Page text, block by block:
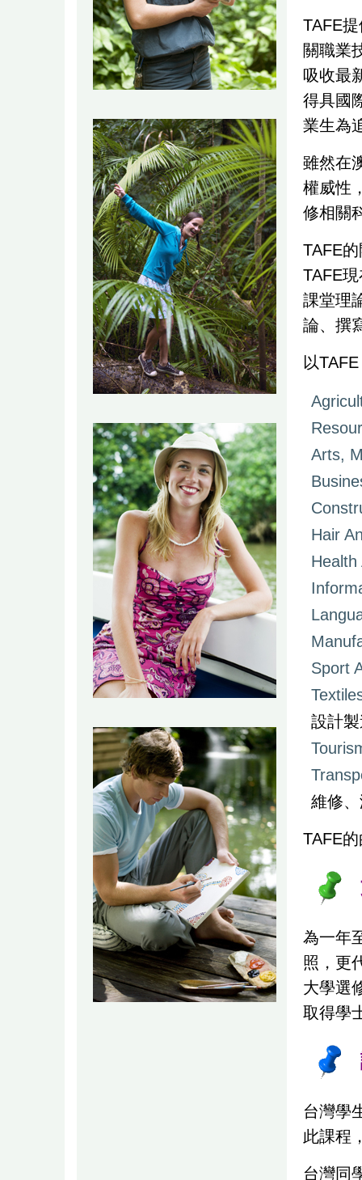
TAFE
關職業
吸收最
得具國
業生為
雖然在
權威性
修相關
TAFE
TAFE
課堂理
論、撰
以
Arts,
Hair
Sport
設計
維修
TAFE
為一年
照，更
大學選
取得學
台灣學
此課程
台灣同